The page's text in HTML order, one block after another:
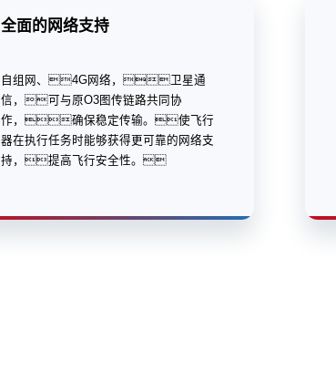
全面的网络支持
自组网、4G网络，卫星通
信，可与原O3图传链路共同协
作，确保稳定传输。使飞行
器在执行任务时能够获得更可靠的网络支
持，提高飞行安全性。